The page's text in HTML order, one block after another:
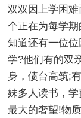
双双因上学困
个正在为每学
知道还有一位
学?他们有的双
身，债台高筑;
妹多人读书，
最大的奢望!物